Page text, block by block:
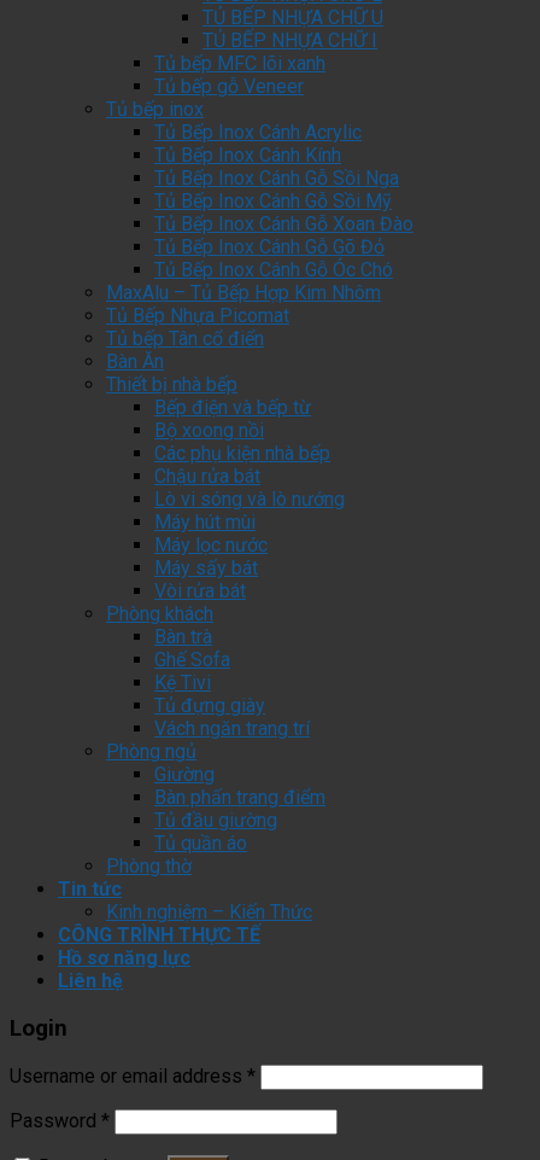
TỦ BẾP NHỰA CHỮ U
TỦ BẾP NHỰA CHỮ I
Tủ bếp MFC lõi xanh
Tủ bếp gỗ Veneer
Tủ bếp inox
Tủ Bếp Inox Cánh Acrylic
Tủ Bếp Inox Cánh Kính
Tủ Bếp Inox Cánh Gỗ Sồi Nga
Tủ Bếp Inox Cánh Gỗ Sồi Mỹ
Tủ Bếp Inox Cánh Gỗ Xoan Đào
Tủ Bếp Inox Cánh Gỗ Gõ Đỏ
Tủ Bếp Inox Cánh Gỗ Óc Chó
MaxAlu – Tủ Bếp Hợp Kim Nhôm
Tủ Bếp Nhựa Picomat
Tủ bếp Tân cổ điển
Bàn Ăn
Thiết bị nhà bếp
Bếp điện và bếp từ
Bộ xoong nồi
Các phụ kiện nhà bếp
Chậu rửa bát
Lò vi sóng và lò nướng
Máy hút mùi
Máy lọc nước
Máy sấy bát
Vòi rửa bát
Phòng khách
Bàn trà
Ghế Sofa
Kệ Tivi
Tủ đựng giày
Vách ngăn trang trí
Phòng ngủ
Giường
Bàn phấn trang điểm
Tủ đầu giường
Tủ quần áo
Phòng thờ
Tin tức
Kinh nghiệm – Kiến Thức
CÔNG TRÌNH THỰC TẾ
Hồ sơ năng lực
Liên hệ
Login
Username or email address *
Password *